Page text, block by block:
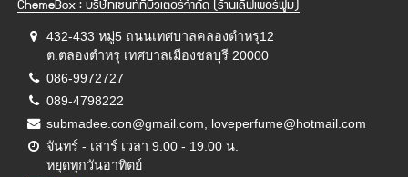
ChemeBox : บริษัทเซนท์ทิบิวเตอร์จำกัด (ร้านเลิฟเพอร์ฟูม)
432-433 หมู่5 ถนนเทศบาลคลองตำหรุ12
ต.ตลองตำหรุ เทศบาลเมืองชลบุรี 20000
086-9972727
089-4798222
submadee.con@gmail.com, loveperfume@hotmail.com
จันทร์ - เสาร์ เวลา 9.00 - 19.00 น.
หยุดทุกวันอาทิตย์